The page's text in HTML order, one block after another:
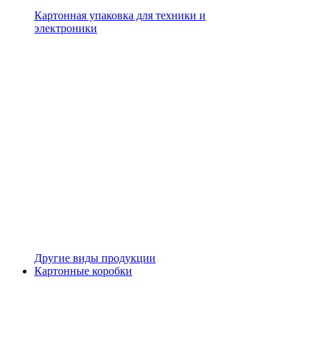
Картонная упаковка для техники и
электроники
Другие виды продукции
Картонные коробки